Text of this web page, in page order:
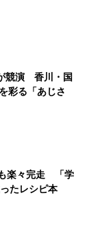
競演 香川・国
彩る「あじさ
楽々完走 「学
たレシピ本